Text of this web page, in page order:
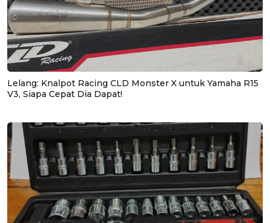
Lelang: Knalpot Racing CLD Monster X untuk Yamaha R15
V3, Siapa Cepat Dia Dapat!